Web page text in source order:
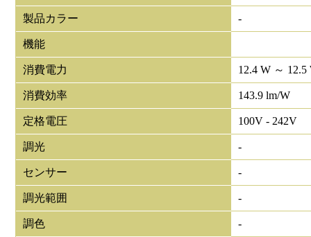
製品カラー -
機能
消費電力 12.4 W ～ 12.5
消費効率 143.9 lm/W
定格電圧 100V - 242V
調光 -
センサー -
調光範囲 -
調色 -